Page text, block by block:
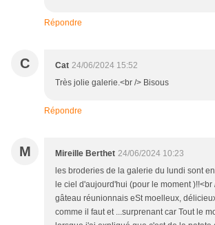
Répondre
C Cat 24/06/2024 15:52
Très jolie galerie.<br /> Bisous
Répondre
M Mireille Berthet 24/06/2024 10:23
les broderies de la galerie du lundi sont
le ciel d'aujourd'hui (pour le moment )!!<br
gâteau réunionnais eSt moelleux,
comme il faut et ...surprenant car Tout le